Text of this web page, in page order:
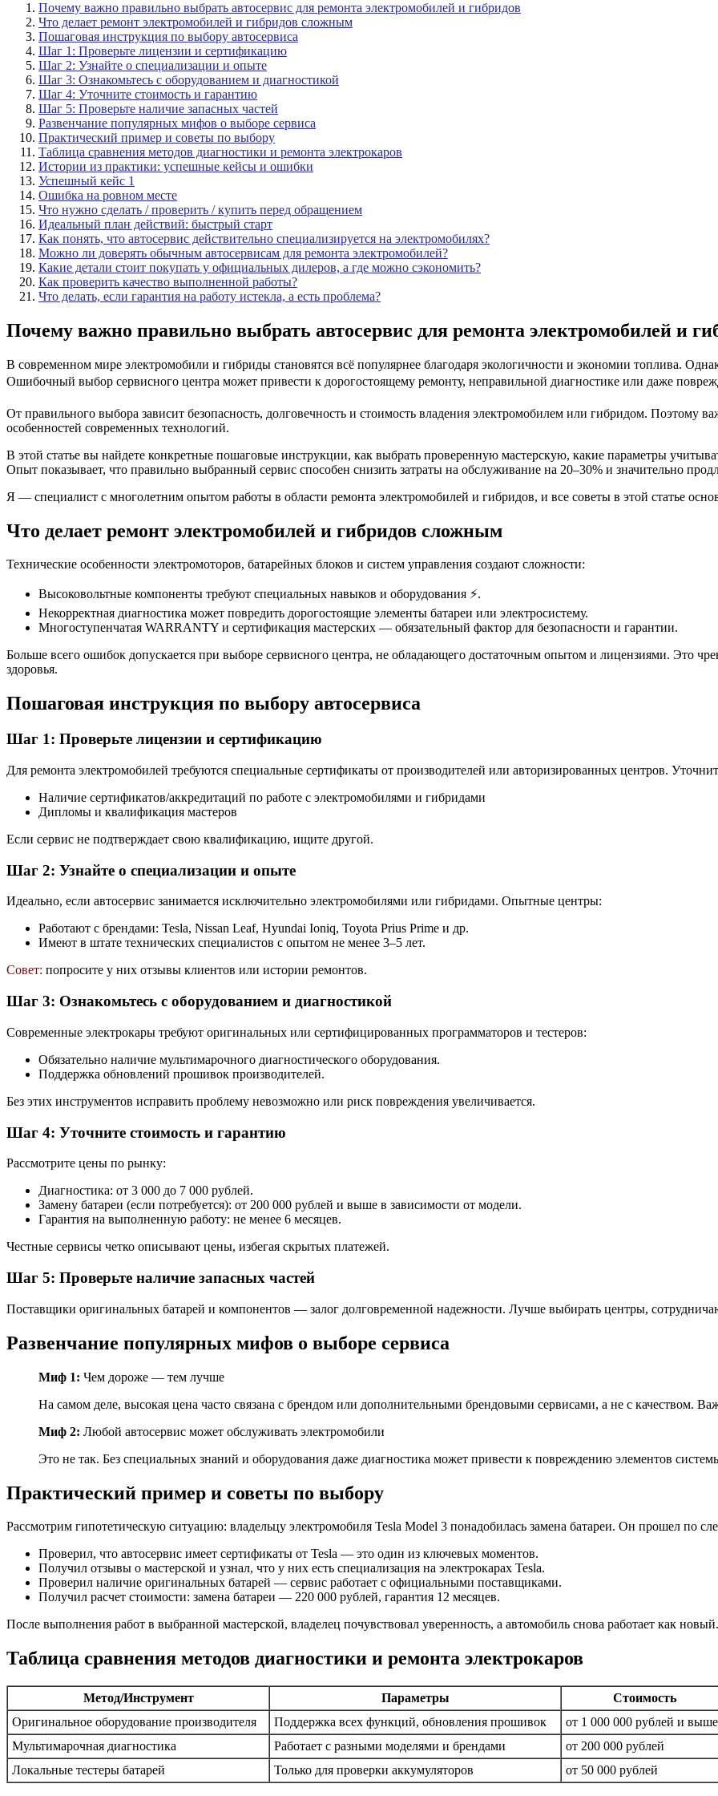
Почему важно правильно выбрать автосервис для ремонта электромобилей и гибридов
Что делает ремонт электромобилей и гибридов сложным
Пошаговая инструкция по выбору автосервиса
Шаг 1: Проверьте лицензии и сертификацию
Шаг 2: Узнайте о специализации и опыте
Шаг 3: Ознакомьтесь с оборудованием и диагностикой
Шаг 4: Уточните стоимость и гарантию
Шаг 5: Проверьте наличие запасных частей
Развенчание популярных мифов о выборе сервиса
Практический пример и советы по выбору
Таблица сравнения методов диагностики и ремонта электрокаров
Истории из практики: успешные кейсы и ошибки
Успешный кейс 1
Ошибка на ровном месте
Что нужно сделать / проверить / купить перед обращением
Идеальный план действий: быстрый старт
Как понять, что автосервис действительно специализируется на электромобилях?
Можно ли доверять обычным автосервисам для ремонта электромобилей?
Какие детали стоит покупать у официальных дилеров, а где можно сэкономить?
Как проверить качество выполненной работы?
Что делать, если гарантия на работу истекла, а есть проблема?
Почему важно правильно выбрать автосервис для ремонта электромобилей и
В современном мире электромобили и гибриды становятся всё популярнее благодаря экологичности и экономии топлива.
Ошибочный выбор сервисного центра может привести к дорогостоящему ремонту, неправильной диагностике или даже
От правильного выбора зависит безопасность, долговечность и стоимость владения электромобилем или гибридом. Поэтому
особенностей современных технологий.
В этой статье вы найдете конкретные пошаговые инструкции, как выбрать проверенную мастерскую, какие параметры
Опыт показывает, что правильно выбранный сервис способен снизить затраты на обслуживание на 20–30% и значительно
Я — специалист с многолетним опытом работы в области ремонта электромобилей и гибридов, и все советы в этой статье
Что делает ремонт электромобилей и гибридов сложным
Технические особенности электромоторов, батарейных блоков и систем управления создают сложности:
Высоковольтные компоненты требуют специальных навыков и оборудования ⚡.
Некорректная диагностика может повредить дорогостоящие элементы батареи или электросистему.
Многоступенчатая WARRANTY и сертификация мастерских — обязательный фактор для безопасности и гарантии.
Больше всего ошибок допускается при выборе сервисного центра, не обладающего достаточным опытом и лицензиями. Это
здоровья.
Пошаговая инструкция по выбору автосервиса
Шаг 1: Проверьте лицензии и сертификацию
Для ремонта электромобилей требуются специальные сертификаты от производителей или авторизированных центров.
Наличие сертификатов/аккредитаций по работе с электромобилями и гибридами
Дипломы и квалификация мастеров
Если сервис не подтверждает свою квалификацию, ищите другой.
Шаг 2: Узнайте о специализации и опыте
Идеально, если автосервис занимается исключительно электромобилями или гибридами. Опытные центры:
Работают с брендами: Tesla, Nissan Leaf, Hyundai Ioniq, Toyota Prius Prime и др.
Имеют в штате технических специалистов с опытом не менее 3–5 лет.
Совет: попросите у них отзывы клиентов или истории ремонтов.
Шаг 3: Ознакомьтесь с оборудованием и диагностикой
Современные электрокары требуют оригинальных или сертифицированных программаторов и тестеров:
Обязательно наличие мультимарочного диагностического оборудования.
Поддержка обновлений прошивок производителей.
Без этих инструментов исправить проблему невозможно или риск повреждения увеличивается.
Шаг 4: Уточните стоимость и гарантию
Рассмотрите цены по рынку:
Диагностика: от 3 000 до 7 000 рублей.
Замену батареи (если потребуется): от 200 000 рублей и выше в зависимости от модели.
Гарантия на выполненную работу: не менее 6 месяцев.
Честные сервисы четко описывают цены, избегая скрытых платежей.
Шаг 5: Проверьте наличие запасных частей
Поставщики оригинальных батарей и компонентов — залог долговременной надежности. Лучше выбирать центры,
Развенчание популярных мифов о выборе сервиса
Миф 1: Чем дороже — тем лучше
На самом деле, высокая цена часто связана с брендом или дополнительными брендовыми сервисами, а не с качеством.
Миф 2: Любой автосервис может обслуживать электромобили
Это не так. Без специальных знаний и оборудования даже диагностика может привести к повреждению элементов
Практический пример и советы по выбору
Рассмотрим гипотетическую ситуацию: владельцу электромобиля Tesla Model 3 понадобилась замена батареи. Он прошел по
Проверил, что автосервис имеет сертификаты от Tesla — это один из ключевых моментов.
Получил отзывы о мастерской и узнал, что у них есть специализация на электрокарах Tesla.
Проверил наличие оригинальных батарей — сервис работает с официальными поставщиками.
Получил расчет стоимости: замена батареи — 220 000 рублей, гарантия 12 месяцев.
После выполнения работ в выбранной мастерской, владелец почувствовал уверенность, а автомобиль снова работает как новый.
Таблица сравнения методов диагностики и ремонта электрокаров
Метод/Инструмент Параметры
Стоимость
Оригинальное оборудование производителя
Поддержка всех функций, обновления прошивок
от 1 000 000 рублей и выше
Мультимарочная диагностика
Работает с разными моделями и брендами
от 200 000 рублей
Локальные тестеры батарей
Только для проверки аккумуляторов от 50 000 рублей